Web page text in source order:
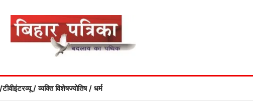
इंटरव्यू / व्यक्ति विशेषज्योतिष / धर्म